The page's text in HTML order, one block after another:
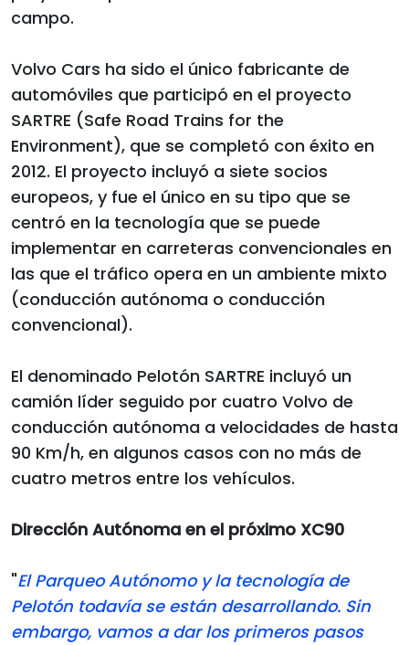
campo.
Volvo Cars ha sido el único fabricante de
automóviles que participó en el proyecto
SARTRE (Safe Road Trains for the
Environment), que se completó con éxito en
2012. El proyecto incluyó a siete socios
europeos, y fue el único en su tipo que se
centró en la tecnología que se puede
implementar en carreteras convencionales en
las que el tráfico opera en un ambiente mixto
(conducción autónoma o conducción
convencional).
El denominado Pelotón SARTRE incluyó un
camión líder seguido por cuatro Volvo de
conducción autónoma a velocidades de hasta
90 Km/h, en algunos casos con no más de
cuatro metros entre los vehículos.
Dirección Autónoma en el próximo XC90
"El Parqueo Autónomo y la tecnología de
Pelotón todavía se están desarrollando. Sin
embargo, vamos a dar los primeros pasos